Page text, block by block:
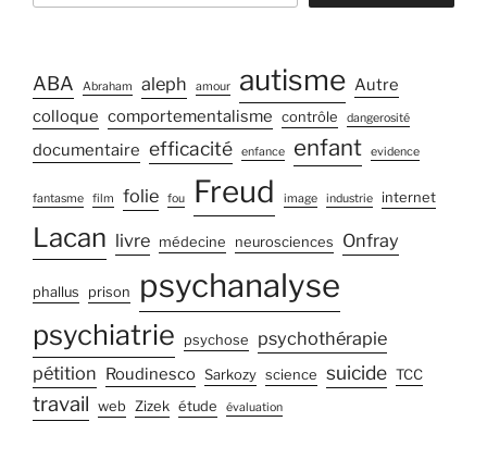
ABA Abraham aleph amour autisme Autre
colloque comportementalisme contrôle dangerosité
documentaire efficacité enfance enfant evidence
fantasme film folie fou Freud image industrie internet
Lacan livre médecine neurosciences Onfray
phallus prison psychanalyse
psychiatrie psychose
psychothérapie
pétition Roudinesco Sarkozy science suicide TCC
travail web Zizek étude évaluation